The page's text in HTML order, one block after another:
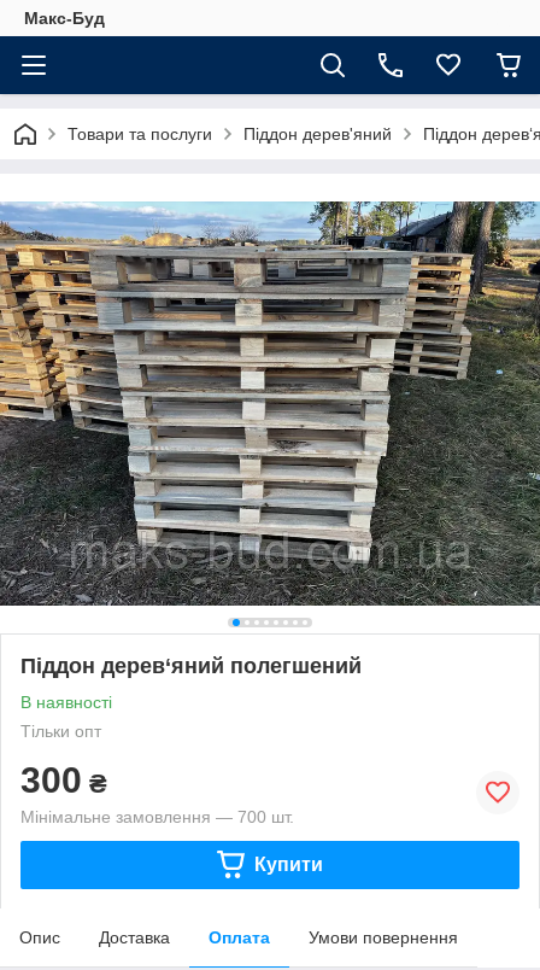
Макс-Буд
Товари та послуги Піддон дерев'яний Піддон
Піддон дерев‘яний полегшений
В наявності
Тільки опт
300 ₴
Мінімальне замовлення — 700 шт.
Купити
Опис Доставка Оплата Умови повернення